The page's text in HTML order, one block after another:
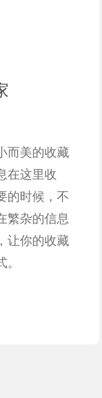
而美的收藏
在这里收
的时候，不
繁杂的信息
让你的收藏